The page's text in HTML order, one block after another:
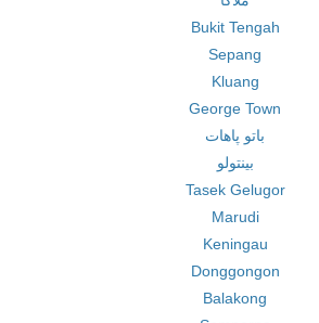
Bukit Tengah
Sepang
Kluang
George Town
باتو پاهات
بینتولو
Tasek Gelugor
Marudi
Keningau
Donggongon
Balakong